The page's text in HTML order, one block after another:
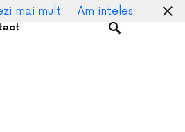
mai mult Am inteles